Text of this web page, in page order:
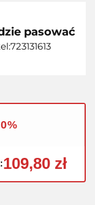
pasować
109,80 zł